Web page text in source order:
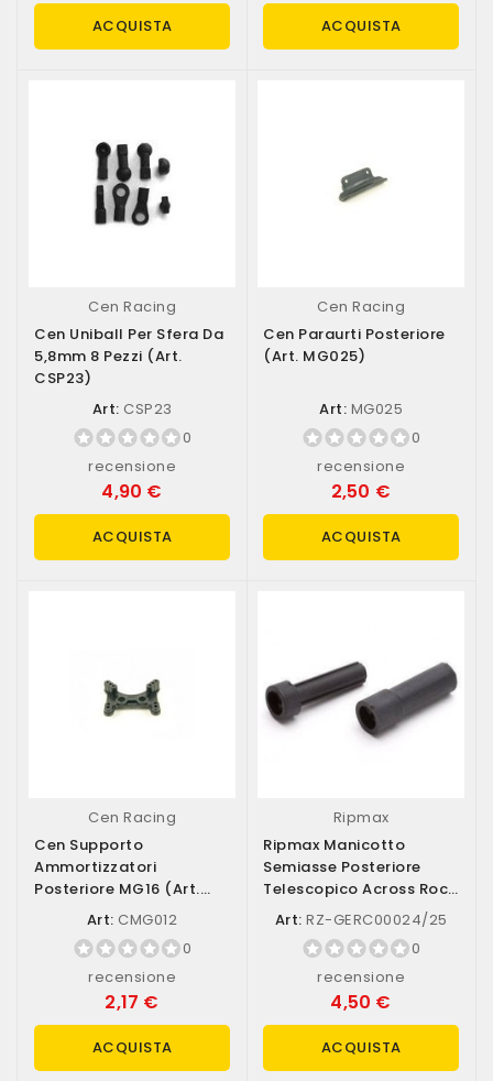
ACQUISTA ACQUISTA
Cen Racing
Cen Uniball Per Sfera Da
5,8mm 8 Pezzi (art.
CSP23)
Art: CSP23
0
recensione
4,90 €
ACQUISTA
Cen Racing
Cen Paraurti Posteriore
(art. MG025)
Art: MG025
0
recensione
2,50 €
ACQUISTA
Cen Racing
Cen Supporto
Ammortizzatori
Posteriore MG16 (art.
CMG012)
Art: CMG012
0
recensione
2,17 €
ACQUISTA
Ripmax
Ripmax Manicotto
Semiasse Posteriore
Telescopico Across Rock
1/12 (art....
Art: RZ-GERC00024/25
0
recensione
4,50 €
ACQUISTA